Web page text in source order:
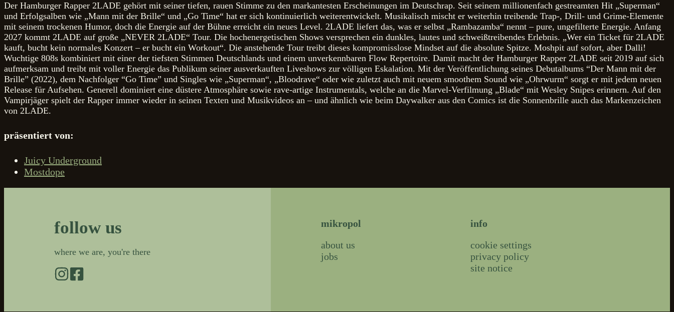
Der Hamburger Rapper 2LADE gehört mit seiner tiefen, rauen Stimme zu den markantesten Erscheinungen im Deutschrap. Seit seinem millionenfach gestreamten Hit „Superman“
und Erfolgsalben wie „Mann mit der Brille“ und „Go Time“ hat er sich kontinuierlich weiterentwickelt. Musikalisch mischt er weiterhin treibende Trap-, Drill- und Grime-Elemente
mit seinem trockenen Humor, doch die Energie auf der Bühne erreicht ein neues Level. 2LADE liefert das, was er selbst „Rambazamba“ nennt – pure, ungefilterte Energie. Anfang
2027 kommt 2LADE auf große „NEVER 2LADE“ Tour. Die hochenergetischen Shows versprechen ein dunkles, lautes und schweißtreibendes Erlebnis. „Wer ein Ticket für 2LADE
kauft, bucht kein normales Konzert – er bucht ein Workout“. Die anstehende Tour treibt dieses kompromisslose Mindset auf die absolute Spitze. Moshpit auf sofort, aber Dalli!
Wuchtige 808s kombiniert mit einer der tiefsten Stimmen Deutschlands und einem unverkennbaren Flow Repertoire. Damit macht der Hamburger Rapper 2LADE seit 2019 auf sich
aufmerksam und treibt mit voller Energie das Publikum seiner ausverkauften Liveshows zur völligen Eskalation. Mit der Veröffentlichung seines Debutalbums “Der Mann mit der
Brille” (2022), dem Nachfolger “Go Time” und Singles wie „Superman“, „Bloodrave“ oder wie zuletzt auch mit neuem smoothem Sound wie „Ohrwurm“ sorgt er mit jedem neuen
Release für Aufsehen. Generell dominiert eine düstere Atmosphäre sowie rave-artige Instrumentals, welche an die Marvel-Verfilmung „Blade“ mit Wesley Snipes erinnern. Auf den
Vampirjäger spielt der Rapper immer wieder in seinen Texten und Musikvideos an – und ähnlich wie beim Daywalker aus den Comics ist die Sonnenbrille auch das Markenzeichen
von 2LADE.
präsentiert von:
Juicy Underground
Mostdope
follow us
where we are, you're there
mikropol
about us
jobs
info
cookie settings
privacy policy
site notice